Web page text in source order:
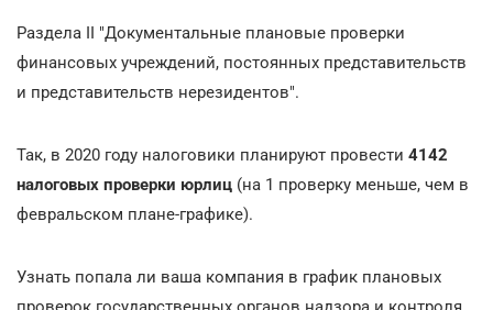
Раздела ІІ "Документальные плановые проверки
финансовых учреждений, постоянных представительств
и представительств нерезидентов".
Так, в 2020 году налоговики планируют провести 4142
налоговых проверки юрлиц (на 1 проверку меньше, чем в
февральском плане-графике).
Узнать попала ли ваша компания в график плановых